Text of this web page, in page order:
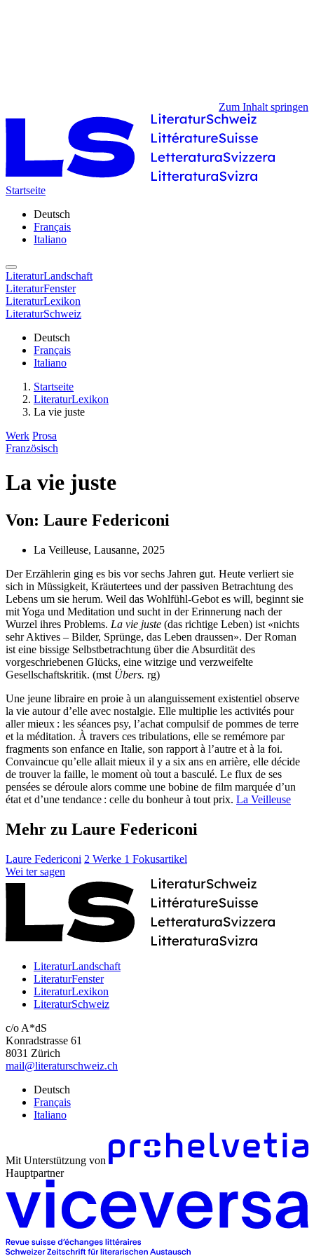
Zum Inhalt springen
Startseite
Deutsch
Français
Italiano
LiteraturLandschaft
LiteraturFenster
LiteraturLexikon
LiteraturSchweiz
Deutsch
Français
Italiano
Startseite
LiteraturLexikon
La vie juste
Werk Prosa
Französisch
La vie juste
Von: Laure Federiconi
La Veilleuse, Lausanne, 2025
Der Erzählerin ging es bis vor sechs Jahren gut. Heute verliert sie
sich in Müssigkeit, Kräutertees und der passiven Betrachtung des
Lebens um sie herum. Weil das Wohlfühl-Gebot es will, beginnt sie
mit Yoga und Meditation und sucht in der Erinnerung nach der
Wurzel ihres Problems. La vie juste (das richtige Leben) ist «nichts
sehr Aktives – Bilder, Sprünge, das Leben draussen». Der Roman
ist eine bissige Selbstbetrachtung über die Absurdität des
vorgeschriebenen Glücks, eine witzige und verzweifelte
Gesellschaftskritik. (mst Übers. rg)
Une jeune libraire en proie à un alanguissement existentiel observe
la vie autour d’elle avec nostalgie. Elle multiplie les activités pour
aller mieux : les séances psy, l’achat compulsif de pommes de terre
et la méditation. À travers ces tribulations, elle se remémore par
fragments son enfance en Italie, son rapport à l’autre et à la foi.
Convaincue qu’elle allait mieux il y a six ans en arrière, elle décide
de trouver la faille, le moment où tout a basculé. Le flux de ses
pensées se déroule alors comme une bobine de film marquée d’un
état et d’une tendance : celle du bonheur à tout prix. La Veilleuse
Mehr zu Laure Federiconi
Laure Federiconi 2 Werke 1 Fokusartikel
Wei ter sagen
LiteraturLandschaft
LiteraturFenster
LiteraturLexikon
LiteraturSchweiz
c/o A*dS
Konradstrasse 61
8031 Zürich
mail@literaturschweiz.ch
Deutsch
Français
Italiano
Mit Unterstützung von
Hauptpartner